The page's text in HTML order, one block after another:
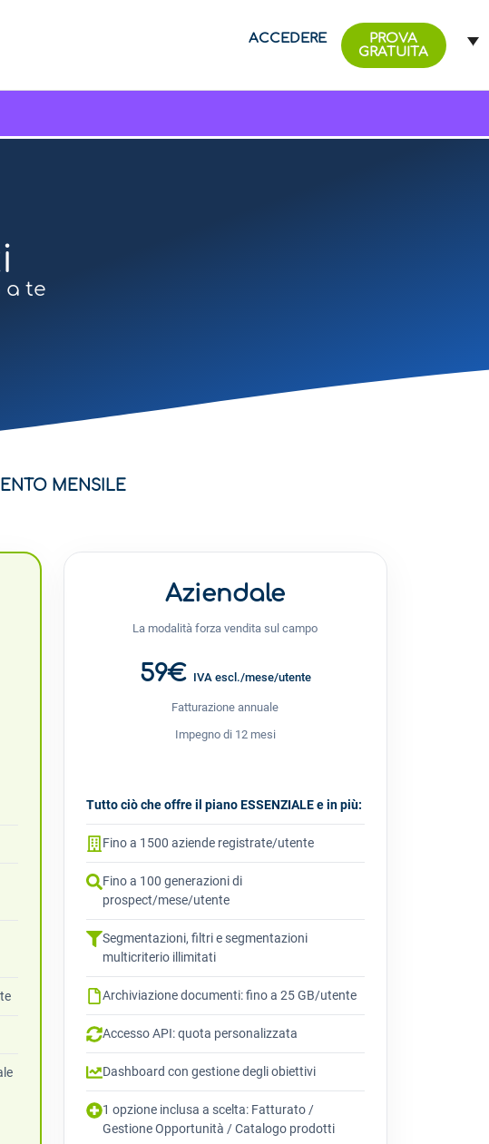
ACCEDERE
PROVA
GRATUITA
a te
MENSILE
Aziendale
La modalità forza vendita sul campo
59€ IVA escl./mese/utente
Fatturazione annuale
Impegno di 12 mesi
Tutto ciò che offre il piano ESSENZIALE e in più:
Fino a 1500 aziende registrate/utente
Fino a 100 generazioni di
prospect/mese/utente
Segmentazioni, filtri e segmentazioni
multicriterio illimitati
Archiviazione documenti: fino a 25 GB/utente
Accesso API: quota personalizzata
Dashboard con gestione degli obiettivi
1 opzione inclusa a scelta: Fatturato /
Gestione Opportunità / Catalogo prodotti